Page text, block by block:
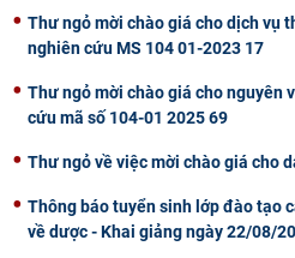
Thư ngỏ mời chào giá cho dịch vụ
nghiên cứu MS 104 01-2023 17
Thư ngỏ mời chào giá cho nguyên
cứu mã số 104-01 2025 69
Thư ngỏ về việc mời chào giá cho
Thông báo tuyển sinh lớp đào tạo
về dược - Khai giảng ngày 22/08/